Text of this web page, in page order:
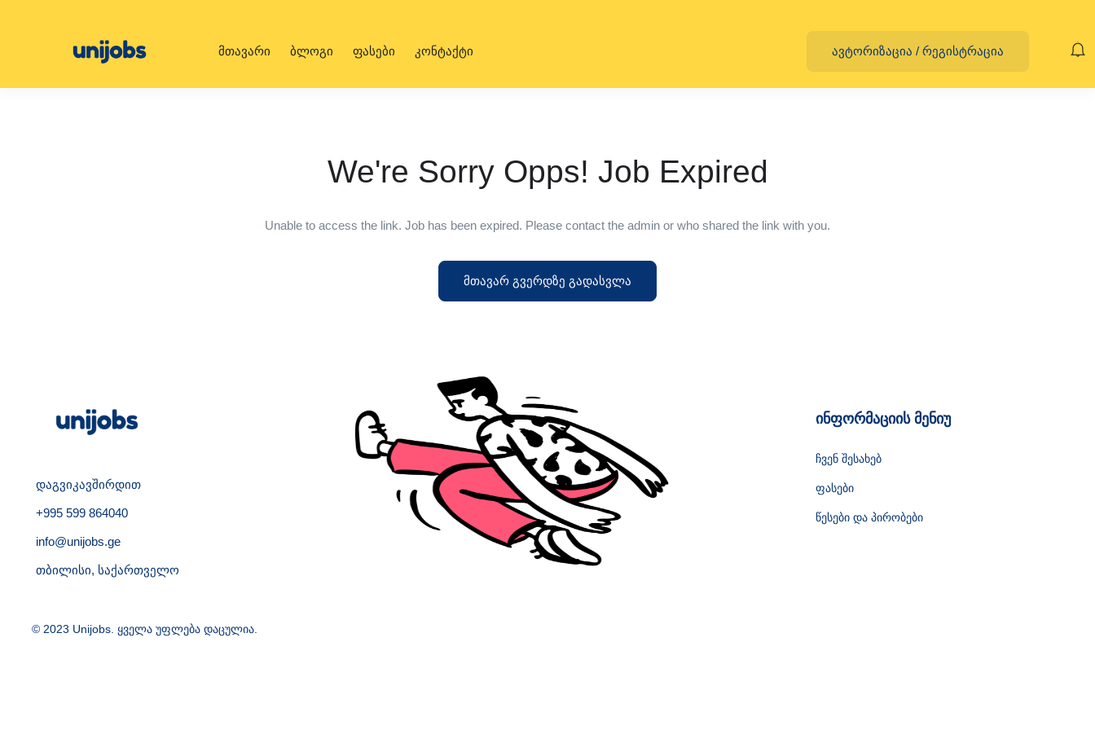
მთავარი ბლოგი ფასები კონტაქტი ავტორიზაცია / რეგისტრაცია
We're Sorry Opps! Job Expired
Unable to access the link. Job has been expired. Please contact the admin or who shared the link with you.
მთავარ გვერდზე გადასვლა
დაგვიკავშირდით
+995 599 864040
info@unijobs.ge
თბილისი, საქართველო
ინფორმაციის მენიუ
ჩვენ შესახებ
ფასები
წესები და პირობები
© 2023 Unijobs. ყველა უფლება დაცულია.